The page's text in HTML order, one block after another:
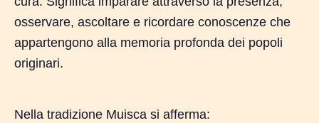
osservare, ascoltare e ricordare conoscenze che
appartengono alla memoria profonda dei popoli
originari.
Nella tradizione Muisca si afferma: